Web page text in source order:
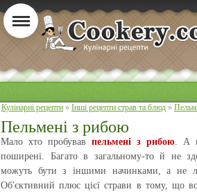
Кулінарні рецепти » Інші рецепти страв та блюд »
Пельмені з рибою
Мало хто пробувавпельмені з рибою. А
поширені. Багато в загальному-то й не
можуть бути з іншими начинками, а не
Об'єктивний плюс цієї страви в тому, що